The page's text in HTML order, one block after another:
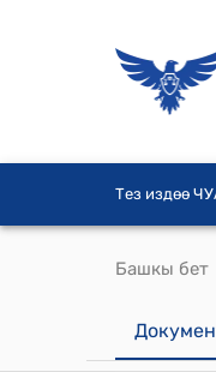
Тез издөө
Башкы бет